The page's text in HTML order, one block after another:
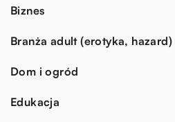
Biznes
Branża adult (erotyka, hazard)
Dom i ogród
Edukacja